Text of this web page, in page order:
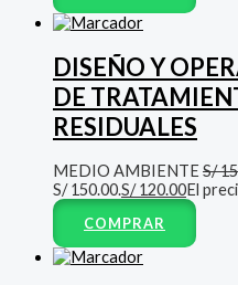
DISEÑO Y
DE
RESIDUALES
MEDIO AMBIENTE S/
S/ 150.00.S/120.00El
COMPRAR